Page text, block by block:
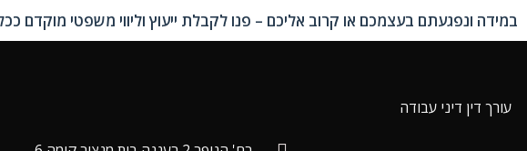
במידה ונפגעתם בעצמכם או קרוב אליכם – פנו לקבלת ייעוץ וליווי משפטי מוקדם ככל האפשר בטל' 0747-405060
עורך דין דיני עבודה